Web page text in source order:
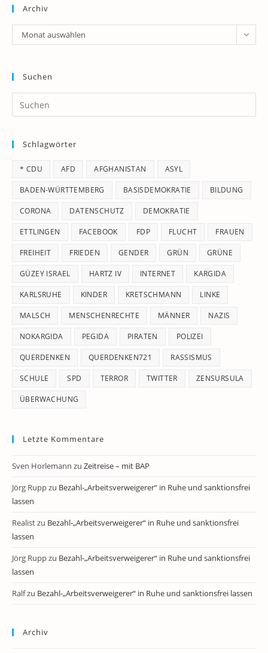
Archiv
Archiv
Monat auswählen
Suchen
Schlagwörter
* CDU AFD AFGHANISTAN ASYL
BADEN-WÜRTTEMBERG BASISDEMOKRATIE BILDUNG
CORONA DATENSCHUTZ DEMOKRATIE
ETTLINGEN FACEBOOK FDP FLUCHT FRAUEN
FREIHEIT FRIEDEN GENDER GRÜN GRÜNE
GÜZEY ISRAEL HARTZ IV INTERNET KARGIDA
KARLSRUHE KINDER KRETSCHMANN LINKE
MALSCH MENSCHENRECHTE MÄNNER NAZIS
NOKARGIDA PEGIDA PIRATEN POLIZEI
QUERDENKEN QUERDENKEN721 RASSISMUS
SCHULE SPD TERROR TWITTER ZENSURSULA
ÜBERWACHUNG
Letzte Kommentare
Sven Horlemann zu Zeitreise – mit BAP
Jörg Ruppzu Bezahl-„Arbeitsverweigerer“ in Ruhe und sanktionsfrei
lassen
Realistzu Bezahl-„Arbeitsverweigerer“ in Ruhe und sanktionsfrei
lassen
Jörg Ruppzu Bezahl-„Arbeitsverweigerer“ in Ruhe und sanktionsfrei
lassen
Ralfzu Bezahl-„Arbeitsverweigerer“ in Ruhe und sanktionsfrei lassen
Archiv